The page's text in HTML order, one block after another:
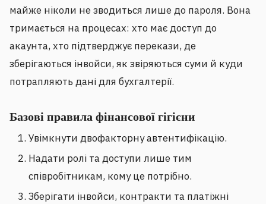
майже ніколи не зводиться лише до пароля. Вона
тримається на процесах: хто має доступ до
акаунта, хто підтверджує перекази, де
зберігаються інвойси, як звіряються суми й куди
потрапляють дані для бухгалтерії.
Базові правила фінансової гігієни
Увімкнути двофакторну автентифікацію.
Надати ролі та доступи лише тим
співробітникам, кому це потрібно.
Зберігати інвойси, контракти та платіжні